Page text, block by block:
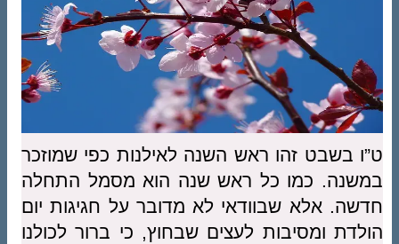
ט”ו בשבט זהו ראש השנה לאילנות כפי שמוזכר
במשנה. כמו כל ראש שנה הוא מסמל התחלה
חדשה. אלא שבוודאי לא מדובר על חגיגות יום
הולדת ומסיבות לעצים שבחוץ, כי ברור לכולנו